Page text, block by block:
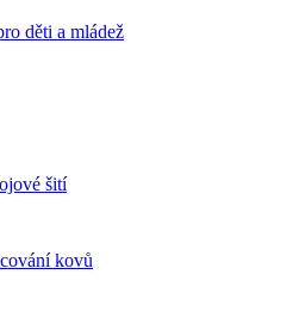
děti a mládež
šití
kovů